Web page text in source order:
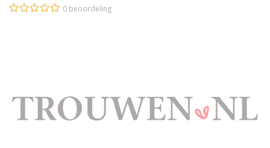
0 beoordeling